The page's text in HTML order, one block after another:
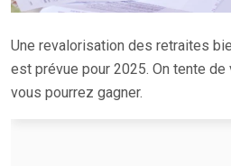
Une revalorisation des retraites
est prévue pour 2025. On tente
vous pourrez gagner.